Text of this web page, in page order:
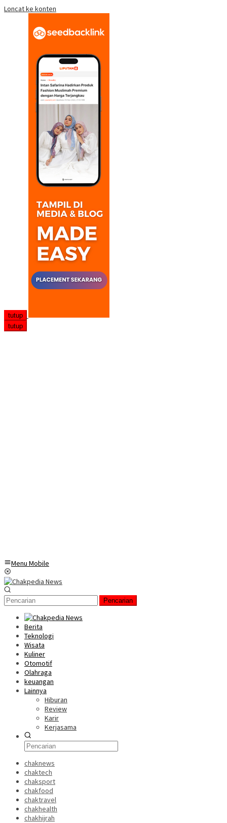
Loncat ke konten
tutup
tutup
Menu Mobile
Pencarian
Berita
Teknologi
Wisata
Kuliner
Otomotif
Olahraga
keuangan
Lainnya
Hiburan
Review
Karir
Kerjasama
chaknews
chaktech
chaksport
chakfood
chaktravel
chakhealth
chakhijrah